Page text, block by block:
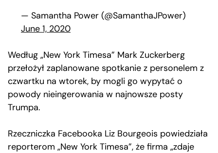
— Samantha Power (@SamanthaJPower)
June 1, 2020
Według „New York Timesa” Mark Zuckerberg
przełożył zaplanowane spotkanie z personelem z
czwartku na wtorek, by mogli go wypytać o
powody nieingerowania w najnowsze posty
Trumpa.
Rzeczniczka Facebooka Liz Bourgeois powiedziała
reporterom „New York Timesa”, że firma „zdaje